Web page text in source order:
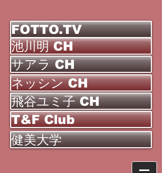
FOTTO.TV
池川明 CH
サアラ CH
ネッシン CH
飛谷ユミ子 CH
T&F Club
健美大学